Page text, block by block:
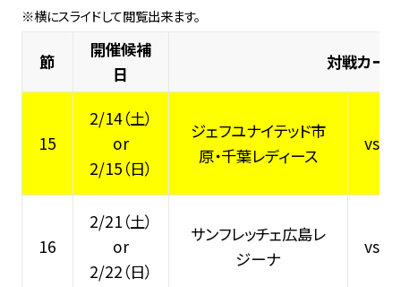
節
開催候補
日
対戦カード
15
2/14（土）
or
2/15（日）
ジェフユナイテッド市
原・千葉レディース
vs
16
2/21（土）
or
2/22（日）
サンフレッチェ広島レ
ジーナ
vs